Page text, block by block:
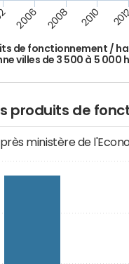
de fonctionnement /
villes de 3 500 à 5 000
2006 2008 2010
produits de
ministère de